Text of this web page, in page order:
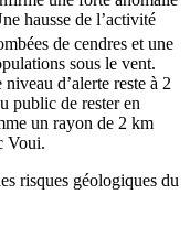
hausse de l’activité
de cendres et une
sous le vent.
d’alerte reste à 2
public de rester en
un rayon de 2 km
Voui.
risques géologiques du